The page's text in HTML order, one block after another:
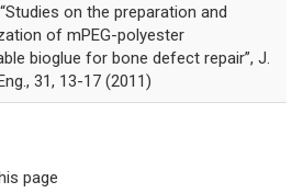
on the preparation and
of mPEG-polyester
bioglue for bone defect repair”, J.
31, 13-17 (2011)
page